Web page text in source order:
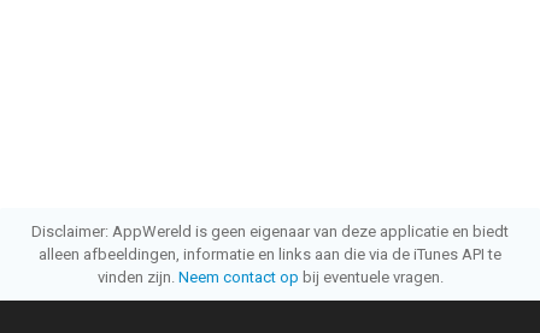
Disclaimer: AppWereld is geen eigenaar van deze applicatie en biedt
alleen afbeeldingen, informatie en links aan die via de iTunes API te
vinden zijn. Neem contact op bij eventuele vragen.